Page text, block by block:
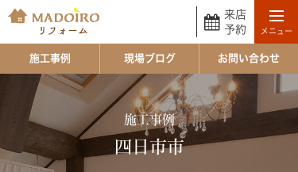
来店
予約
施工事例 現場ブログ お問い合わせ
施工事例
四日市市